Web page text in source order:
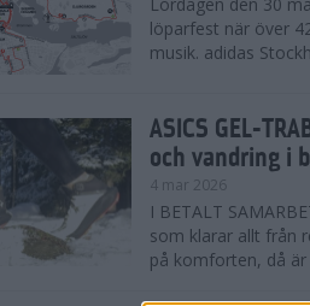
Lördagen den 30
löparfest när över
musik. adidas
ASICS GEL-
och vandring i
4 mar 2026
I BETALT
som klarar allt från
på komforten, då är